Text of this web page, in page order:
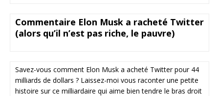
Commentaire Elon Musk a racheté Twitter
(alors qu’il n’est pas riche, le pauvre)
Savez-vous comment Elon Musk a acheté Twitter pour 44
milliards de dollars ? Laissez-moi vous raconter une petite
histoire sur ce milliardaire qui aime bien tendre le bras droit